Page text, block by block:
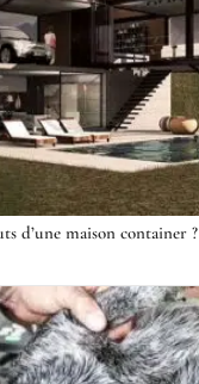
d’une maison container ?